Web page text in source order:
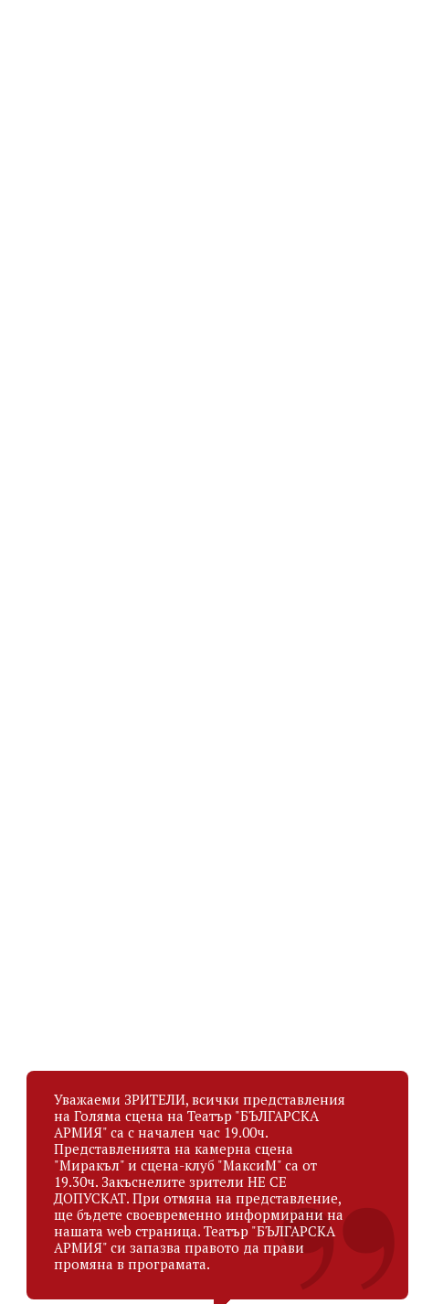
Уважаеми ЗРИТЕЛИ, всички представления
на Голяма сцена на Театър "БЪЛГАРСКА
АРМИЯ" са с начален час 19.00ч.
Представленията на камерна сцена
"Миракъл" и сцена-клуб "МаксиМ" са от
19.30ч. Закъснелите зрители НЕ СЕ
ДОПУСКАТ. При отмяна на представление,
ще бъдете своевременно информирани на
нашата web страница. Театър "БЪЛГАРСКА
АРМИЯ" си запазва правото да прави
промяна в програмата.